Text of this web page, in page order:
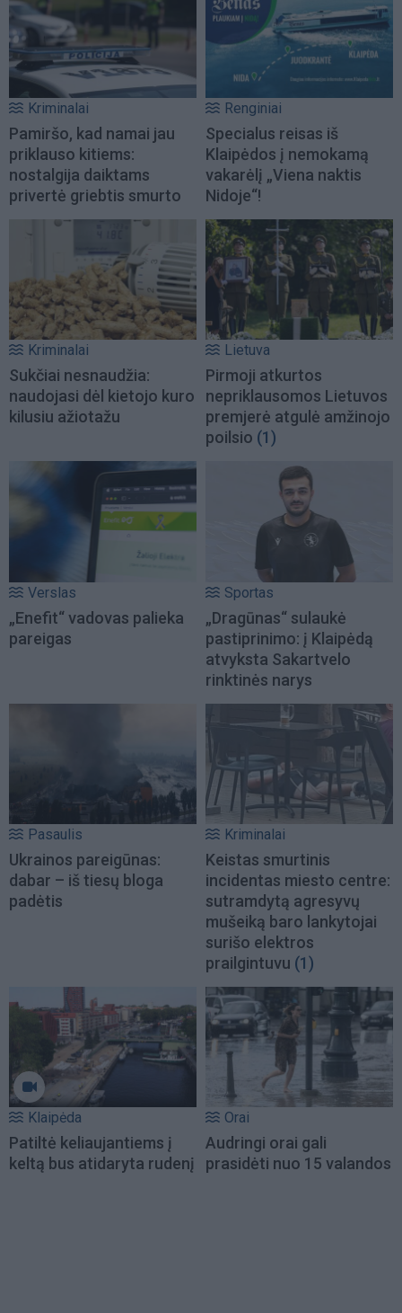
Kriminalai
Pamiršo, kad namai jau
priklauso kitiems:
nostalgija daiktams
privertė griebtis smurto
Renginiai
Specialus reisas iš
Klaipėdos į nemokamą
vakarėlį „Viena naktis
Nidoje“!
Kriminalai
Sukčiai nesnaudžia:
naudojasi dėl kietojo kuro
kilusiu ažiotažu
Lietuva
Pirmoji atkurtos
nepriklausomos Lietuvos
premjerė atgulė amžinojo
poilsio (1)
Verslas
„Enefit“ vadovas palieka
pareigas
Sportas
„Dragūnas“ sulaukė
pastiprinimo: į Klaipėdą
atvyksta Sakartvelo
rinktinės narys
Pasaulis
Ukrainos pareigūnas:
dabar – iš tiesų bloga
padėtis
Kriminalai
Keistas smurtinis
incidentas miesto centre:
sutramdytą agresyvų
mušeiką baro lankytojai
surišo elektros
prailgintuvu (1)
Klaipėda
Patiltė keliaujantiems į
keltą bus atidaryta rudenį
Orai
Audringi orai gali
prasidėti nuo 15 valandos